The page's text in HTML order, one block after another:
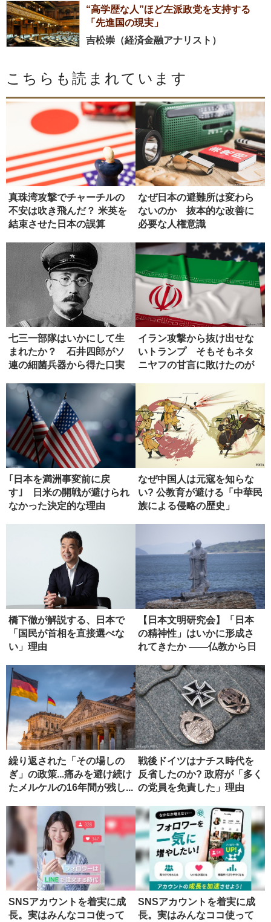
“高学歴な人”ほど左派政党を支持する
「先進国の現実」
吉松崇（経済金融アナリスト）
こちらも読まれています
真珠湾攻撃でチャーチルの
不安は吹き飛んだ？ 米英を
結束させた日本の誤算
なぜ日本の避難所は変わら
ないのか 抜本的な改善に
必要な人権意識
七三一部隊はいかにして生
まれたか？ 石井四郎がソ
連の細菌兵器から得た口実
イラン攻撃から抜け出せな
いトランプ そもそもネタ
ニヤフの甘言に敗けたのが
｢日本を満洲事変前に戻
す｣ 日米の開戦が避けられ
なかった決定的な理由
なぜ中国人は元寇を知らな
い? 公教育が避ける「中華民
族による侵略の歴史」
橋下徹が解説する、日本で
「国民が首相を直接選べな
い」理由
【日本文明研究会】「日本
の精神性」はいかに形成さ
れてきたか ――仏教から日
繰り返された「その場しの
ぎ」の政策...痛みを避け続け
たメルケルの16年間が残し...
戦後ドイツはナチス時代を
反省したのか? 政府が「多く
の党員を免責した」理由
SNSアカウントを着実に成
長。実はみんなココ使って
SNSアカウントを着実に成
長。実はみんなココ使って